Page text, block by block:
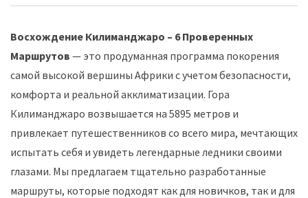
Восхождение Килиманджаро – 6 Проверенных
Маршрутов — это продуманная программа покорения
самой высокой вершины Африки с учетом безопасности,
комфорта и реальной акклиматизации. Гора
Килиманджаро возвышается на 5895 метров и
привлекает путешественников со всего мира, мечтающих
испытать себя и увидеть легендарные ледники своими
глазами. Мы предлагаем тщательно разработанные
маршруты, которые подходят как для новичков, так и для